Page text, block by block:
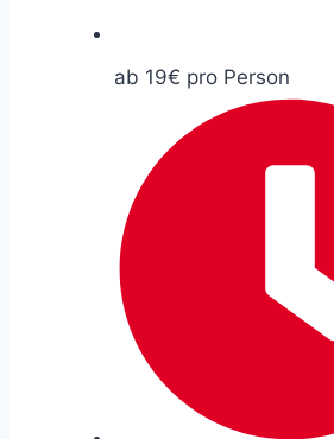
ab 19€ pro Person